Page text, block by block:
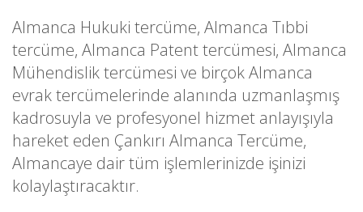
Almanca Hukuki tercüme, Almanca Tıbbi
tercüme, Almanca Patent tercümesi, Almanca
Mühendislik tercümesi ve birçok Almanca
evrak tercümelerinde alanında uzmanlaşmış
kadrosuyla ve profesyonel hizmet anlayışıyla
hareket eden Çankırı Almanca Tercüme,
Almancaye dair tüm işlemlerinizde işinizi
kolaylaştıracaktır.